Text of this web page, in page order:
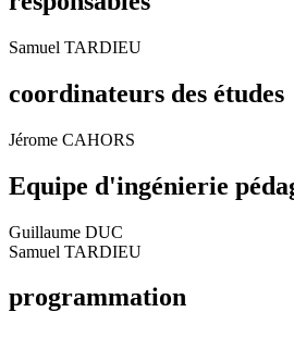
Samuel TARDIEU
coordinateurs des études
Jérome CAHORS
Equipe d'ingénierie
Guillaume DUC
Samuel TARDIEU
programmation